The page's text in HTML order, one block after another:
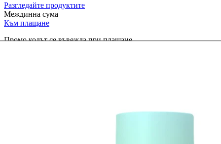
Разгледайте продуктите
Междинна сума
Към плащане
Промо кодът се въвежда при плащане.